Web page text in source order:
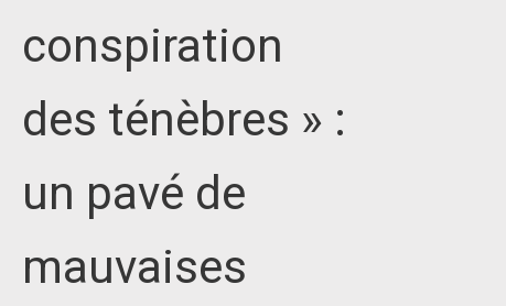
conspiration
des ténèbres » :
un pavé de
mauvaises